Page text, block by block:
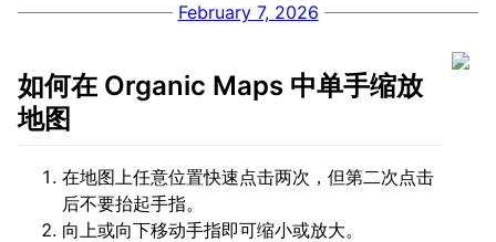
February 7, 2026
如何在 Organic Maps 中单手缩放
地图
在地图上任意位置快速点击两次，但第二次点击
后不要抬起手指。
向上或向下移动手指即可缩小或放大。